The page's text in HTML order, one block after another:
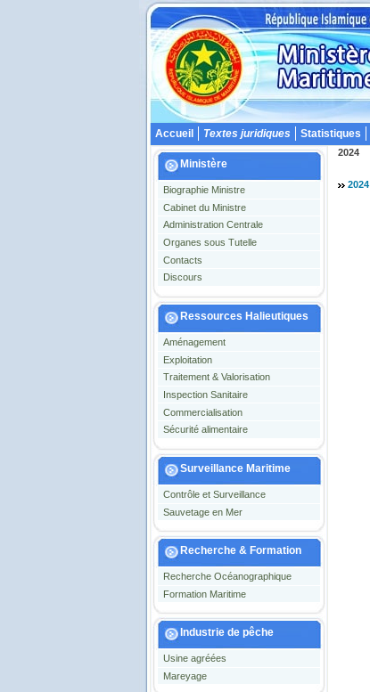
Accueil Textes juridiques Statistiques
Ministère
Biographie Ministre
Cabinet du Ministre
Administration Centrale
Organes sous Tutelle
Contacts
Discours
Ressources Halieutiques
Aménagement
Exploitation
Traitement & Valorisation
Inspection Sanitaire
Commercialisation
Sécurité alimentaire
Surveillance Maritime
Contrôle et Surveillance
Sauvetage en Mer
Recherche & Formation
Recherche Océanographique
Formation Maritime
Industrie de pêche
Usine agréées
Mareyage
2024
2024